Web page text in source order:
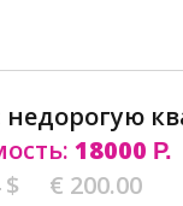
18000 Р.
€ 200.00